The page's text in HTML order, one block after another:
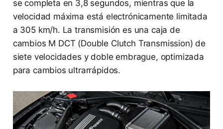
se completa en 3,8 segundos, mientras que la
velocidad máxima está electrónicamente limitada
a 305 km/h. La transmisión es una caja de
cambios M DCT (Double Clutch Transmission) de
siete velocidades y doble embrague, optimizada
para cambios ultrarrápidos.